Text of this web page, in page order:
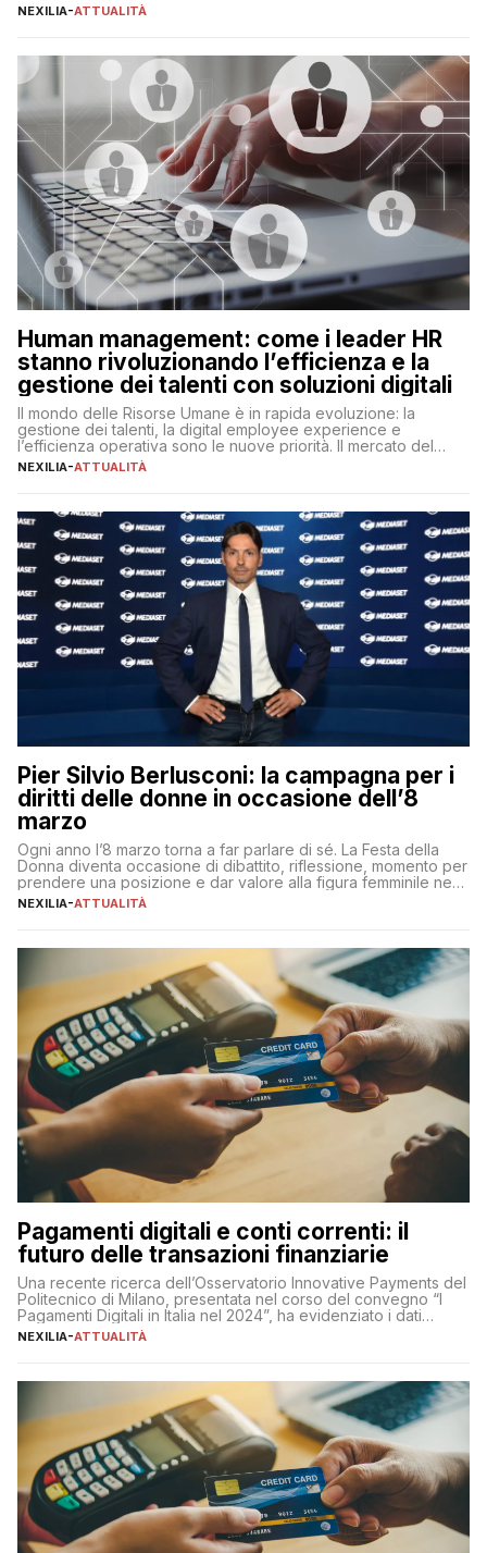
realtà operativa che sta portando a un cambio significativo in
operazioni, bensì comporta […]
NEXILIA-ATTUALITÀ
Human management: come i leader HR
stanno rivoluzionando l’efficienza e la
gestione dei talenti con soluzioni digitali
Il mondo delle Risorse Umane è in rapida evoluzione: la
gestione dei talenti, la digital employee experience e
l’efficienza operativa sono le nuove priorità. Il mercato del
lavoro, d’altra parte, è sempre più competitivo con una lotta
NEXILIA-ATTUALITÀ
Pier Silvio Berlusconi: la campagna per i
diritti delle donne in occasione dell’8
marzo
Ogni anno l’8 marzo torna a far parlare di sé. La Festa della
Donna diventa occasione di dibattito, riflessione, momento per
prendere una posizione e dar valore alla figura femminile nella
sua complessità e crucialità. A lanciare un messaggio “forte e
NEXILIA-ATTUALITÀ
Pagamenti digitali e conti correnti: il
futuro delle transazioni finanziarie
Una recente ricerca dell’Osservatorio Innovative Payments del
Politecnico di Milano, presentata nel corso del convegno “I
Pagamenti Digitali in Italia nel 2024”, ha evidenziato i dati
definitivi del primo semestre 2024 relativamente alle
NEXILIA-ATTUALITÀ